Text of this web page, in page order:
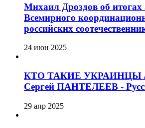
Михаил Дроздов об итогах
Всемирного
российских
24 июн 2025
КТО ТАКИЕ УКРАИНЦЫ /
Сергей ПАНТЕЛЕЕВ -
29 апр 2025